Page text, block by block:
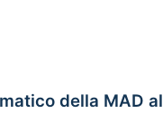
della MAD